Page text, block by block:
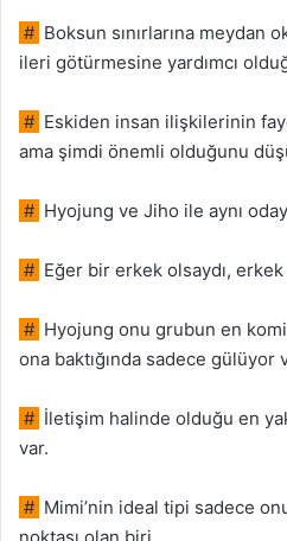
# Boksun sınırlarına meydan
ileri götürmesine yardımcı
# Eskiden insan ilişkilerinin
ama şimdi önemli olduğunu
# Hyojung ve Jiho ile aynı
# Eğer bir erkek olsaydı,
# Hyojung onu grubun en
ona baktığında sadece
# İletişim halinde olduğu en
var.
# Mimi’nin ideal tipi sadece